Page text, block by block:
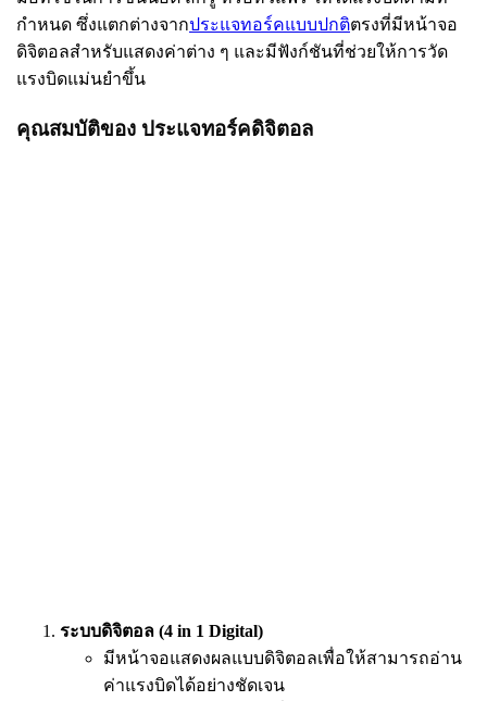
กำหนด ซึ่งแตกต่างจากประแจทอร์คแบบปกติตรงที่มีหน้าจอ
ดิจิตอลสำหรับแสดงค่าต่าง ๆ และมีฟังก์ชันที่ช่วยให้การวัด
แรงบิดแม่นยำขึ้น
คุณสมบัติของ ประแจทอร์คดิจิตอล
ระบบดิจิตอล (4 in 1 Digital)
มีหน้าจอแสดงผลแบบดิจิตอลเพื่อให้สามารถอ่าน
ค่าแรงบิดได้อย่างชัดเจน